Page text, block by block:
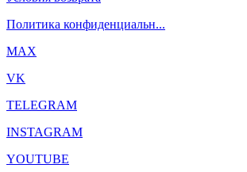
Политика конфиденциальн...
MAX
VK
TELEGRAM
INSTAGRAM
YOUTUBE